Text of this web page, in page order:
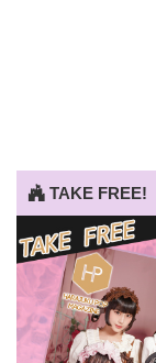
TAKE FREE!